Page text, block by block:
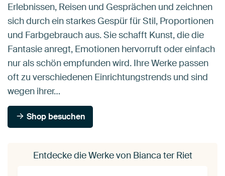
Erlebnissen, Reisen und Gesprächen und zeichnen
sich durch ein starkes Gespür für Stil, Proportionen
und Farbgebrauch aus. Sie schafft Kunst, die die
Fantasie anregt, Emotionen hervorruft oder einfach
nur als schön empfunden wird. Ihre Werke passen
oft zu verschiedenen Einrichtungstrends und sind
wegen ihrer…
Shop besuchen
Entdecke die Werke von Bianca ter Riet